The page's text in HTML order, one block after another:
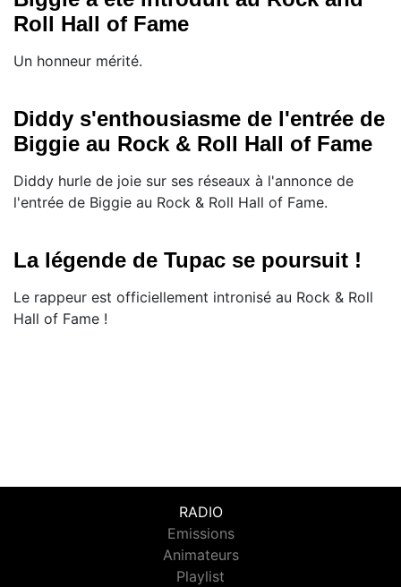
Roll Hall of Fame
Un honneur mérité.
Diddy s'enthousiasme de l'entrée de
Biggie au Rock & Roll Hall of Fame
Diddy hurle de joie sur ses réseaux à l'annonce de
l'entrée de Biggie au Rock & Roll Hall of Fame.
La légende de Tupac se poursuit !
Le rappeur est officiellement intronisé au Rock & Roll
Hall of Fame !
RADIO
Emissions
Animateurs
Playlist